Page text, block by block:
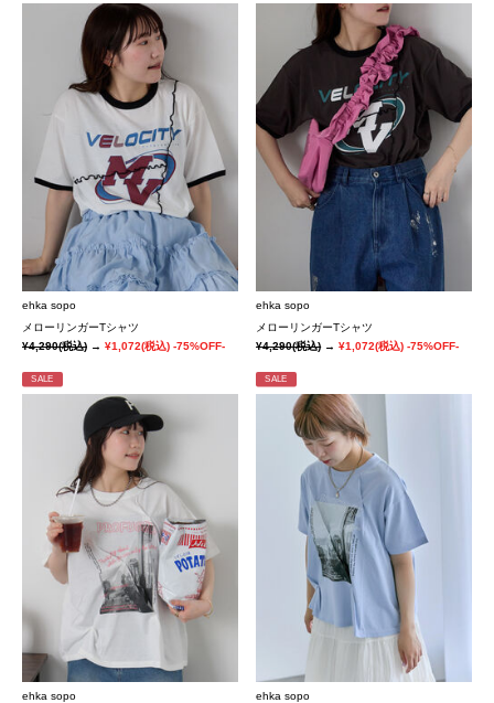
ehka sopo
メローリンガーTシャツ
¥4,290(税込) → ¥1,072(税込) -75%OFF-
ehka sopo
メローリンガーTシャツ
¥4,290(税込)→¥1,072(税込) -75%OFF-
SALE
ehka sopo
SALE
ehka sopo